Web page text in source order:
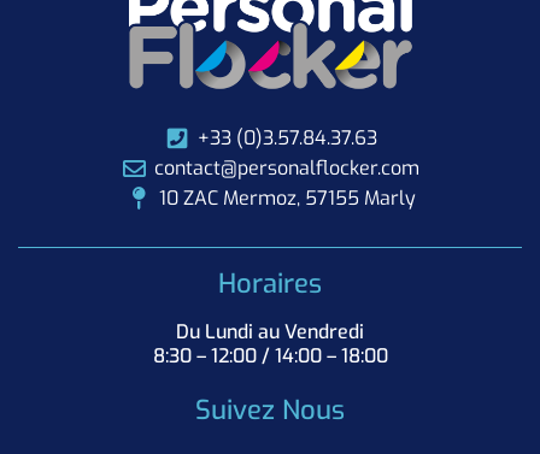
+33 (0)3.57.84.37.63
contact@personalflocker.com
10 ZAC Mermoz, 57155 Marly
Horaires
Du Lundi au Vendredi
8:30 – 12:00 / 14:00 – 18:00
Suivez Nous